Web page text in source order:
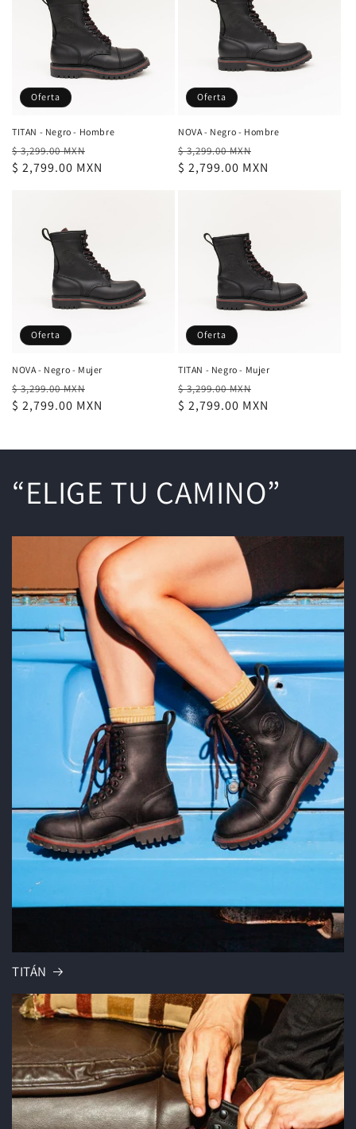
Oferta
TITAN - Negro - Hombre
Precio
habitual
$ 3,299.00 MXN
de
$ 2,799.00 MXN
Oferta
NOVA - Negro - Hombre
Precio
habitual
$ 3,299.00 MXN
de
$ 2,799.00 MXN
Oferta
NOVA - Negro - Mujer
Precio
habitual
$ 3,299.00 MXN
de
$ 2,799.00 MXN
Oferta
TITAN - Negro - Mujer
Precio
habitual
$ 3,299.00 MXN
de
$ 2,799.00 MXN
“ELIGE TU CAMINO”
TITÁN